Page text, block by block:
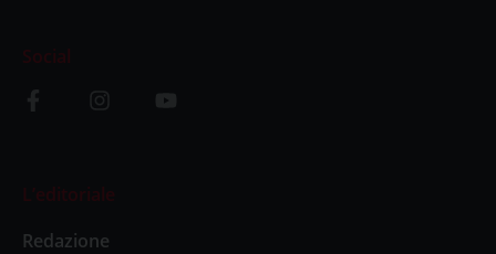
Social
L’editoriale
Redazione